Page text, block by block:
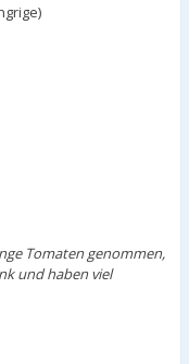
Tomaten genommen,
und haben viel